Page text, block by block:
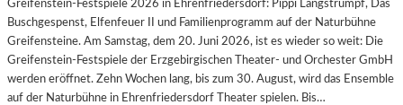
U
R
-
B
L
Greifenstein-Festspiele 2026 in Ehrenfriedersdorf: Pippi Langstrumpf, Das
Buschgespenst, Elfenfeuer II und Familienprogramm auf der Naturbühne
Greifensteine. Am Samstag, dem 20. Juni 2026, ist es wieder so weit: Die
Greifenstein-Festspiele der Erzgebirgischen Theater- und Orchester GmbH
werden eröffnet. Zehn Wochen lang, bis zum 30. August, wird das Ensemble
auf der Naturbühne in Ehrenfriedersdorf Theater spielen. Bis…